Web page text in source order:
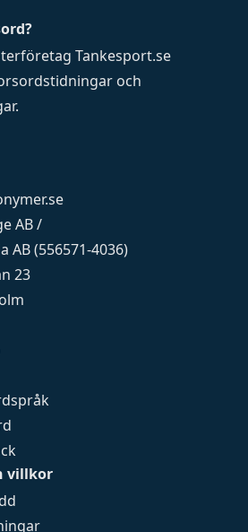
villkor
Tankesport.se
och
.
AB /
AB (556571-4036)
23